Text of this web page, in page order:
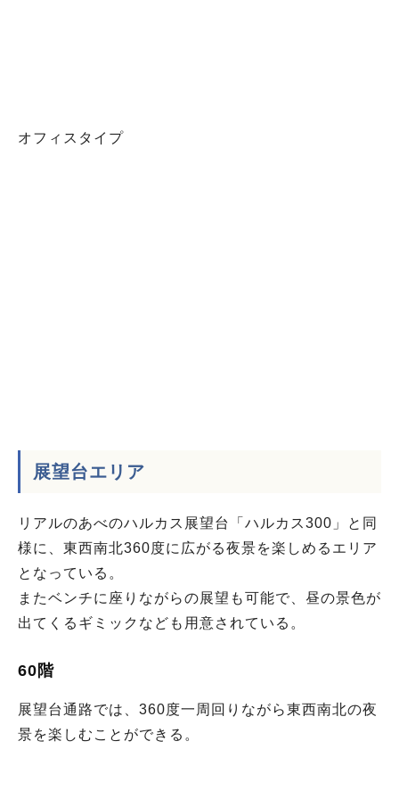
オフィスタイプ
展望台エリア
リアルのあべのハルカス展望台「ハルカス300」と同
様に、東西南北360度に広がる夜景を楽しめるエリア
となっている。
またベンチに座りながらの展望も可能で、昼の景色が
出てくるギミックなども用意されている。
60階
展望台通路では、360度一周回りながら東西南北の夜
景を楽しむことができる。